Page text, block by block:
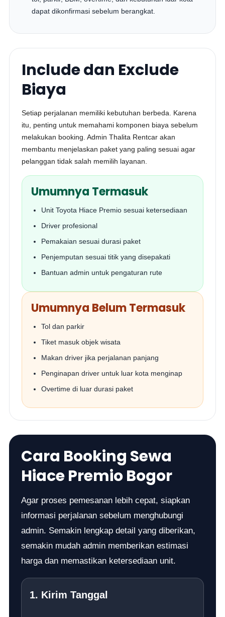
dapat dikonfirmasi sebelum berangkat.
Include dan Exclude
Biaya
Setiap perjalanan memiliki kebutuhan berbeda. Karena
itu, penting untuk memahami komponen biaya sebelum
melakukan booking. Admin Thalita Rentcar akan
membantu menjelaskan paket yang paling sesuai agar
pelanggan tidak salah memilih layanan.
Umumnya Termasuk
Unit Toyota Hiace Premio sesuai ketersediaan
Driver profesional
Pemakaian sesuai durasi paket
Penjemputan sesuai titik yang disepakati
Bantuan admin untuk pengaturan rute
Umumnya Belum Termasuk
Tol dan parkir
Tiket masuk objek wisata
Makan driver jika perjalanan panjang
Penginapan driver untuk luar kota menginap
Overtime di luar durasi paket
Cara Booking Sewa
Hiace Premio Bogor
Agar proses pemesanan lebih cepat, siapkan
informasi perjalanan sebelum menghubungi
admin. Semakin lengkap detail yang diberikan,
semakin mudah admin memberikan estimasi
harga dan memastikan ketersediaan unit.
1. Kirim Tanggal